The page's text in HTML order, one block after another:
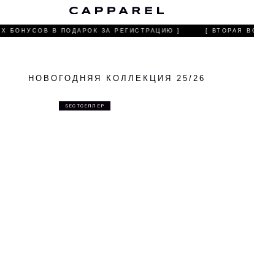
БОНУСОВ В ПОДАРОК ЗА РЕГИСТРАЦИЮ ] [ ВТОРАЯ
НОВОГОДНЯЯ КОЛЛЕКЦИЯ 25/26
БЕСТСЕЛЛЕР